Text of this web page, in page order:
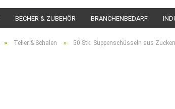
BECHER & ZUBEHÖR BRANCHENBEDARF
» Teller & Schalen » 50 Stk. Suppenschüsseln aus